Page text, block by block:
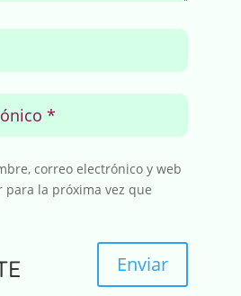
correo electrónico y web
para la próxima vez que
Enviar